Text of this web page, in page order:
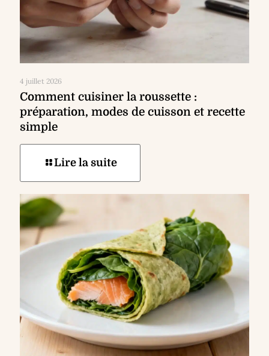
4 juillet 2026
Comment cuisiner la roussette :
préparation, modes de cuisson et recette
simple
Lire la suite